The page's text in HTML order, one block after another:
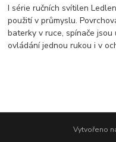
I série ručních svítilen
použití v průmyslu.
baterky v ruce, spínače
ovládání jednou rukou i v
Vytvořeno